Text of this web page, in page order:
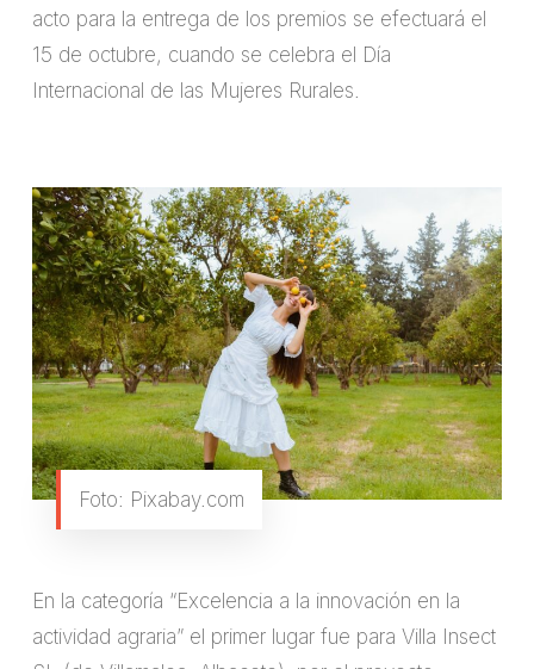
acto para la entrega de los premios se efectuará el
15 de octubre, cuando se celebra el Día
Internacional de las Mujeres Rurales.
Foto: Pixabay.com
En la categoría “Excelencia a la innovación en la
actividad agraria” el primer lugar fue para Villa Insect